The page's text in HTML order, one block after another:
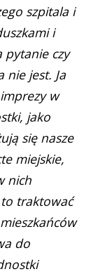
szpitala i
i
pytanie czy
nie jest. Ja
w
jako
się nasze
miejskie,
nich
traktować
do